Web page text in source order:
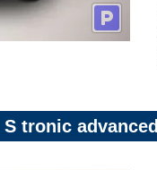
S tronic